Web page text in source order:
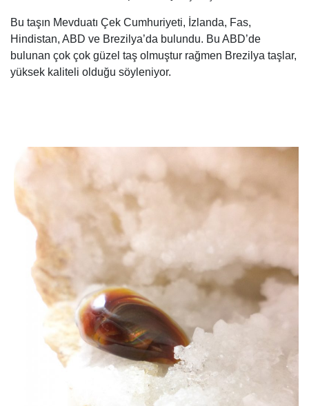
Bu taşın Mevduatı Çek Cumhuriyeti, İzlanda, Fas,
Hindistan, ABD ve Brezilya’da bulundu. Bu ABD’de
bulunan çok çok güzel taş olmuştur rağmen Brezilya taşlar,
yüksek kaliteli olduğu söyleniyor.